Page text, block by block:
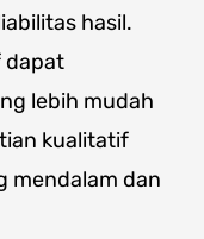
hasil.
dapat
lebih mudah
kualitatif
mendalam dan